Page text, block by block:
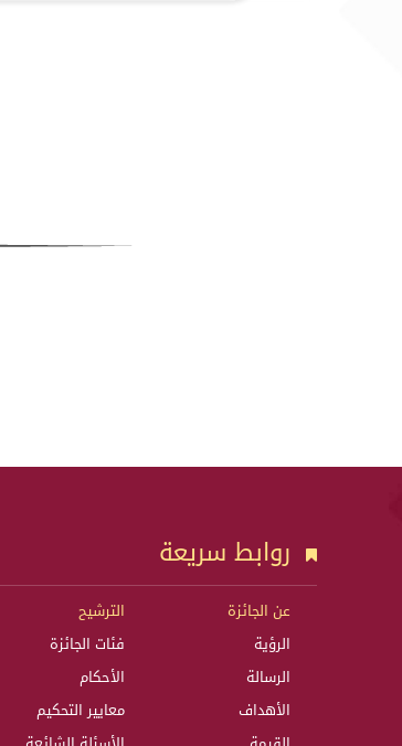
روابط سريعة
عن الجائزة
الرؤية
الرسالة
الأهداف
الترشيح
فئات الجائزة
الأحكام
معايير التحكيم